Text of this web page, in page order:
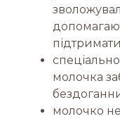
молочка
молочко